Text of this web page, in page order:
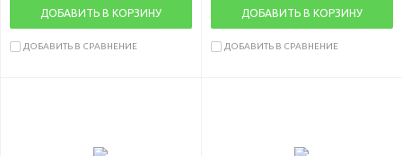
ДОБАВИТЬ В КОРЗИНУ
ДОБАВИТЬ В СРАВНЕНИЕ
ДОБАВИТЬ В КОРЗИНУ
ДОБАВИТЬ В СРАВНЕНИЕ